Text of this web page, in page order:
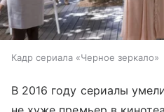
Кадр сериала «Черное зеркало»
В 2016 году сериалы